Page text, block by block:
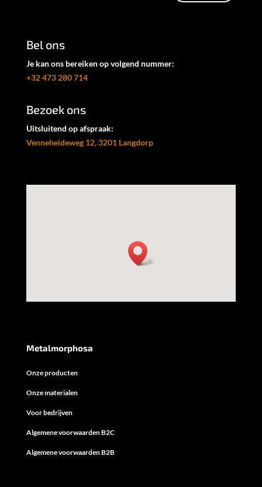
Bel ons
Je kan ons bereiken op volgend nummer:
+32 473 280 714
Bezoek ons
Uitsluitend op afspraak:
Venneheideweg 12, 3201 Langdorp
Metalmorphosa
Onze producten
Onze materialen
Voor bedrijven
Algemene voorwaarden B2C
Algemene voorwaarden B2B